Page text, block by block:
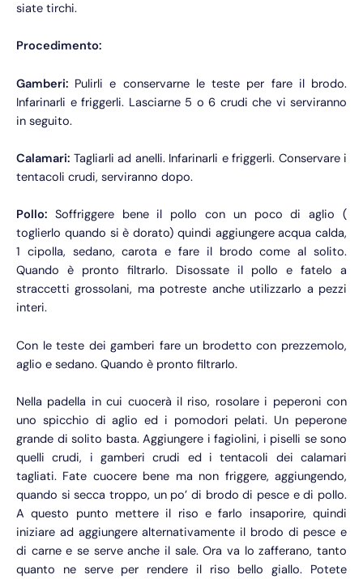
siate tirchi.
Procedimento:
Gamberi: Pulirli e conservarne le teste per fare il brodo.
Infarinarli e friggerli. Lasciarne 5 o 6 crudi che vi serviranno
in seguito.
Calamari: Tagliarli ad anelli. Infarinarli e friggerli. Conservare i
tentacoli crudi, serviranno dopo.
Pollo: Soffriggere bene il pollo con un poco di aglio (
toglierlo quando si è dorato) quindi aggiungere acqua calda,
1 cipolla, sedano, carota e fare il brodo come al solito.
Quando è pronto filtrarlo. Disossate il pollo e fatelo a
straccetti grossolani, ma potreste anche utilizzarlo a pezzi
interi.
Con le teste dei gamberi fare un brodetto con prezzemolo,
aglio e sedano. Quando è pronto filtrarlo.
Nella padella in cui cuocerà il riso, rosolare i peperoni con
uno spicchio di aglio ed i pomodori pelati. Un peperone
grande di solito basta. Aggiungere i fagiolini, i piselli se sono
quelli crudi, i gamberi crudi ed i tentacoli dei calamari
tagliati. Fate cuocere bene ma non friggere, aggiungendo,
quando si secca troppo, un po’ di brodo di pesce e di pollo.
A questo punto mettere il riso e farlo insaporire, quindi
iniziare ad aggiungere alternativamente il brodo di pesce e
di carne e se serve anche il sale. Ora va lo zafferano, tanto
quanto ne serve per rendere il riso bello giallo. Potete